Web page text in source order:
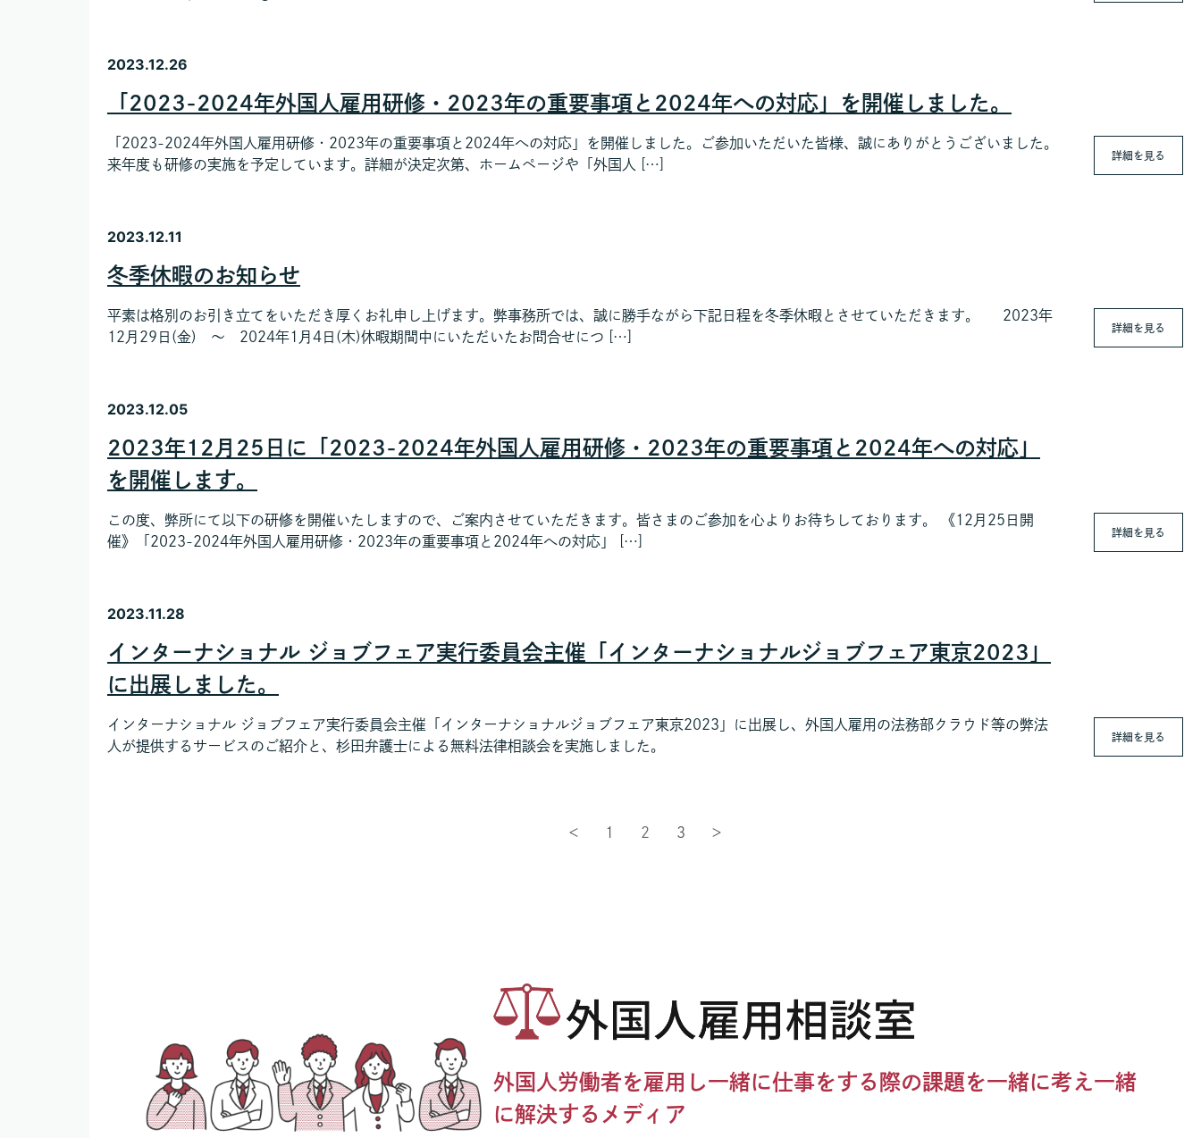
2023.12.26
「2023-2024年外国人雇用研修・2023年の重要事項と2024年への対応」を開催しました。
「2023-2024年外国人雇用研修・2023年の重要事項と2024年への対応」を開催しました。ご参加いただいた皆様、誠にありがとうございました。
来年度も研修の実施を予定しています。詳細が決定次第、ホームページや「外国人 […]
詳細を見る
2023.12.11
冬季休暇のお知らせ
平素は格別のお引き立てをいただき厚くお礼申し上げます。弊事務所では、誠に勝手ながら下記日程を冬季休暇とさせていただきます。 2023年
12月29日(金) ～ 2024年1月4日(木)休暇期間中にいただいたお問合せにつ […]
詳細を見る
2023.12.05
2023年12月25日に「2023-2024年外国人雇用研修・2023年の重要事項と2024年への対応」
を開催します。
この度、弊所にて以下の研修を開催いたしますので、ご案内させていただきます。皆さまのご参加を心よりお待ちしております。 《12月25日開
催》「2023-2024年外国人雇用研修・2023年の重要事項と2024年への対応」 […]
詳細を見る
2023.11.28
インターナショナル ジョブフェア実行委員会主催「インターナショナルジョブフェア東京2023」
に出展しました。
インターナショナル ジョブフェア実行委員会主催「インターナショナルジョブフェア東京2023」に出展し、外国人雇用の法務部クラウド等の弊法
人が提供するサービスのご紹介と、杉田弁護士による無料法律相談会を実施しました。
詳細を見る
＜ 1 2 3 ＞
外国人労働者を雇用し一緒に仕事をする際の課題を一緒に考え一緒
に解決するメディア